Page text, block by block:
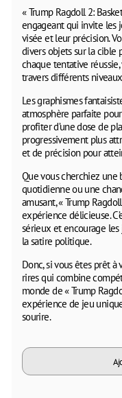
« Trump Ragdoll 2:
engageant qui invite les
visée et leur précision.
divers objets sur la cible
chaque tentative
travers différents
Les graphismes
atmosphère parfaite
profiter d’une dose de
progressivement plus
et de précision pour
Que vous cherchiez une
quotidienne ou une
amusant, « Trump
expérience délicieuse.
sérieux et encourage
la satire politique.
Donc, si vous êtes prêt
rires qui combine
monde de « Trump
expérience de jeu
sourire.